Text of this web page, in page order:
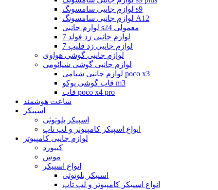
لوازم جانبی سامسونگ s9
لوازم جانبی سامسونگ A12
لوازم جانبی s24 معمولی
لوازم جانبی زد فولد 7
لوازم جانبی زد فلیپ 7
لوازم جانبی گوشی هواوی
لوازم جانبی گوشی شیائومی
لوازم جانبی شیامی poco x3
قاب گوشی پوکو m3
قاب poco x4 pro
ساعت هوشمند
اسپیکر
اسپیکر بلوتوثی
انواع اسپیکر کامپیوتر و لپ تاپ
لوازم جانبی کامپیوتر
کیبورد
موس
انواع اسپیکر
اسپیکر بلوتوثی
انواع اسپیکر کامپیوتر و لپ تاپ